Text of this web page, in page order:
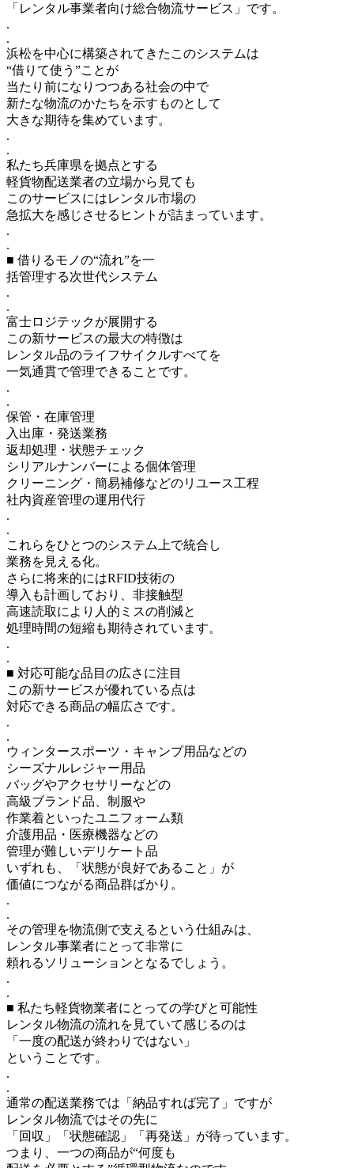
「レンタル事業者向け総合物流サービス」です。
.
.
浜松を中心に構築されてきたこのシステムは
“借りて使う”ことが
当たり前になりつつある社会の中で
新たな物流のかたちを示すものとして
大きな期待を集めています。
.
.
私たち兵庫県を拠点とする
軽貨物配送業者の立場から見ても
このサービスにはレンタル市場の
急拡大を感じさせるヒントが詰まっています。
.
.
■ 借りるモノの“流れ”を一
括管理する次世代システム
.
.
富士ロジテックが展開する
この新サービスの最大の特徴は
レンタル品のライフサイクルすべてを
一気通貫で管理できることです。
.
.
保管・在庫管理
入出庫・発送業務
返却処理・状態チェック
シリアルナンバーによる個体管理
クリーニング・簡易補修などのリユース工程
社内資産管理の運用代行
.
.
これらをひとつのシステム上で統合し
業務を見える化。
さらに将来的にはRFID技術の
導入も計画しており、非接触型
高速読取により人的ミスの削減と
処理時間の短縮も期待されています。
.
.
■ 対応可能な品目の広さに注目
この新サービスが優れている点は
対応できる商品の幅広さです。
.
.
ウィンタースポーツ・キャンプ用品などの
シーズナルレジャー用品
バッグやアクセサリーなどの
高級ブランド品、制服や
作業着といったユニフォーム類
介護用品・医療機器などの
管理が難しいデリケート品
いずれも、「状態が良好であること」が
価値につながる商品群ばかり。
.
.
その管理を物流側で支えるという仕組みは、
レンタル事業者にとって非常に
頼れるソリューションとなるでしょう。
.
.
■ 私たち軽貨物業者にとっての学びと可能性
レンタル物流の流れを見ていて感じるのは
「一度の配送が終わりではない」
ということです。
.
.
通常の配送業務では「納品すれば完了」ですが
レンタル物流ではその先に
「回収」「状態確認」「再発送」が待っています。
つまり、一つの商品が“何度も